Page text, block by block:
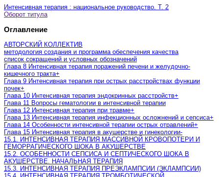
Интенсивная терапия : национальное руководство. Т. 2
Оборот титула
Оглавление
АВТОРСКИЙ КОЛЛЕКТИВ
методология создания и программа обеспечения качества
список сокращений и условных обозначений
Глава 8 Интенсивная терапия поражений печени и желудочно-
кишечного тракта+
Глава 9 Интенсивная терапия при острых расстройствах функции
почек+
Глава 10 Интенсивная терапия эндокринных расстройств+
Глава 11 Вопросы гематологии в интенсивной терапии
Глава 12 Интенсивная терапия при травме+
Глава 13 Интенсивная терапия инфекционных осложнений и сепсиса+
Глава 14 Особенности интенсивной терапии острых отравлений+
Глава 15 Интенсивная терапия в акушерстве и гинекологии-
15.1. ИНТЕНСИВНАЯ ТЕРАПИЯ МАССИВНОЙ КРОВОПОТЕРИ И
ГЕМОРРАГИЧЕСКОГО ШОКА В АКУШЕРСТВЕ
15.2. ОСОБЕННОСТИ СЕПСИСА И СЕПТИЧЕСКОГО ШОКА В
АКУШЕРСТВЕ. НАЧАЛЬНАЯ ТЕРАПИЯ
15.3. ИНТЕНСИВНАЯ ТЕРАПИЯ ПРЕЭКЛАМПСИИ (ЭКЛАМПСИИ)